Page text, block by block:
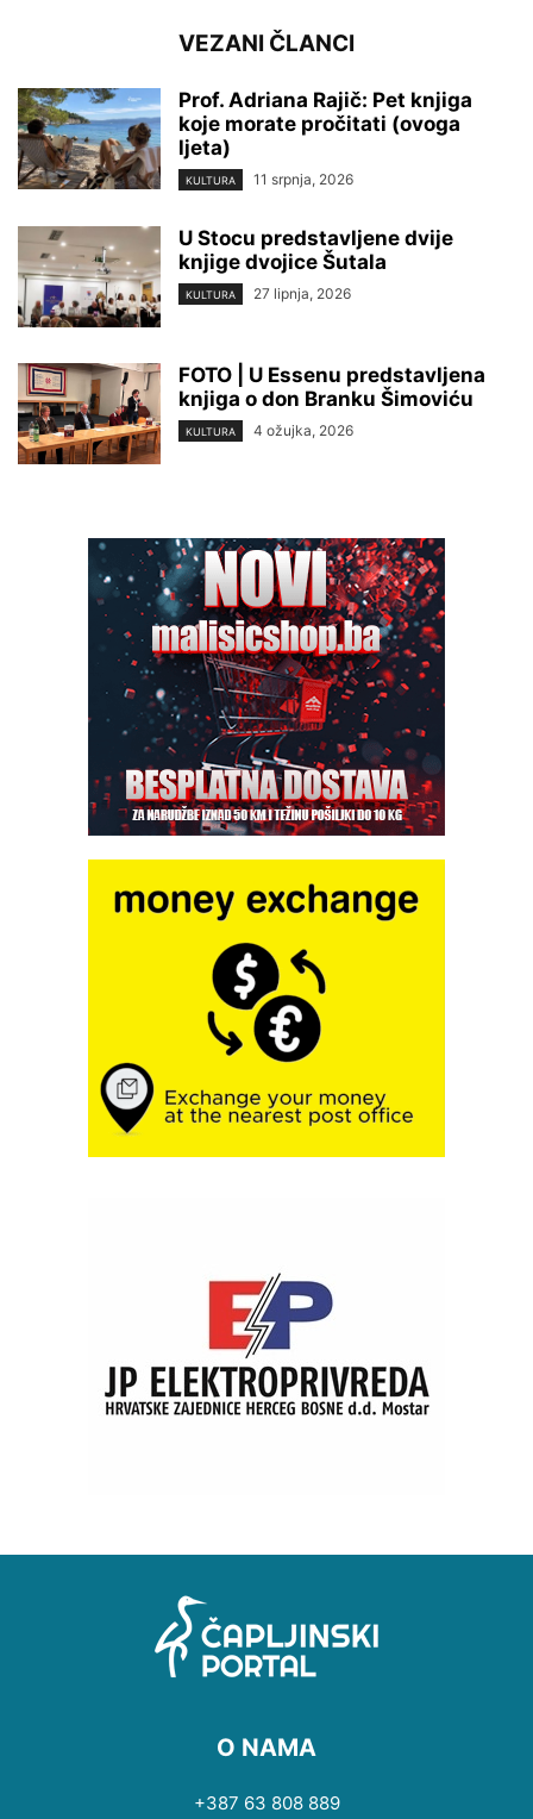
VEZANI ČLANCI
Prof. Adriana Rajič: Pet knjiga
koje morate pročitati (ovoga
ljeta)
KULTURA 11 srpnja, 2026
U Stocu predstavljene dvije
knjige dvojice Šutala
KULTURA 27 lipnja, 2026
FOTO | U Essenu predstavljena
knjiga o don Branku Šimoviću
KULTURA 4 ožujka, 2026
O NAMA
+387 63 808 889